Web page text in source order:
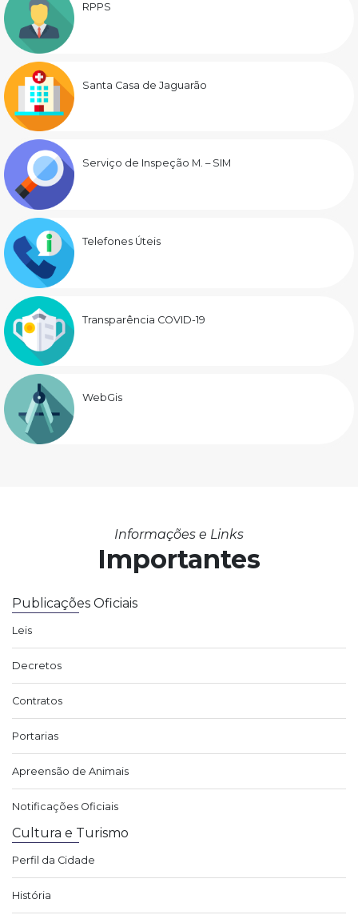
RPPS
Santa Casa de Jaguarão
Serviço de Inspeção M. – SIM
Telefones Úteis
Transparência COVID-19
WebGis
Informações e Links
Importantes
Publicações Oficiais
Leis
Decretos
Contratos
Portarias
Apreensão de Animais
Notificações Oficiais
Cultura e Turismo
Perfil da Cidade
História